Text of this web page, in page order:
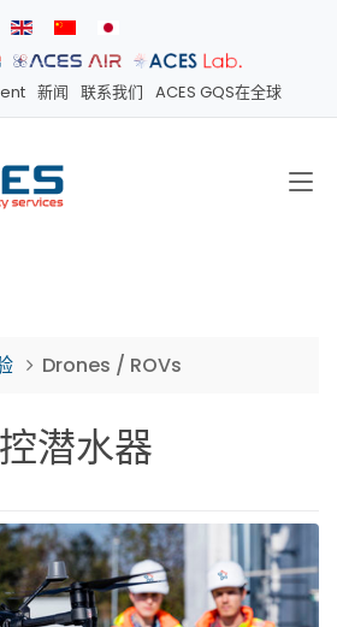
新闻 联系我们 ACES GQS在全球
Drones / ROVs
潜水器